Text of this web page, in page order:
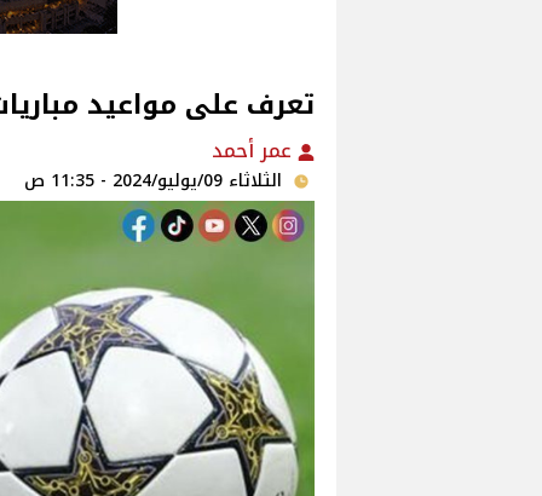
تعرف على مواعيد
عمر أحمد
الثلاثاء 09/يوليو/2024 - 11:35 ص